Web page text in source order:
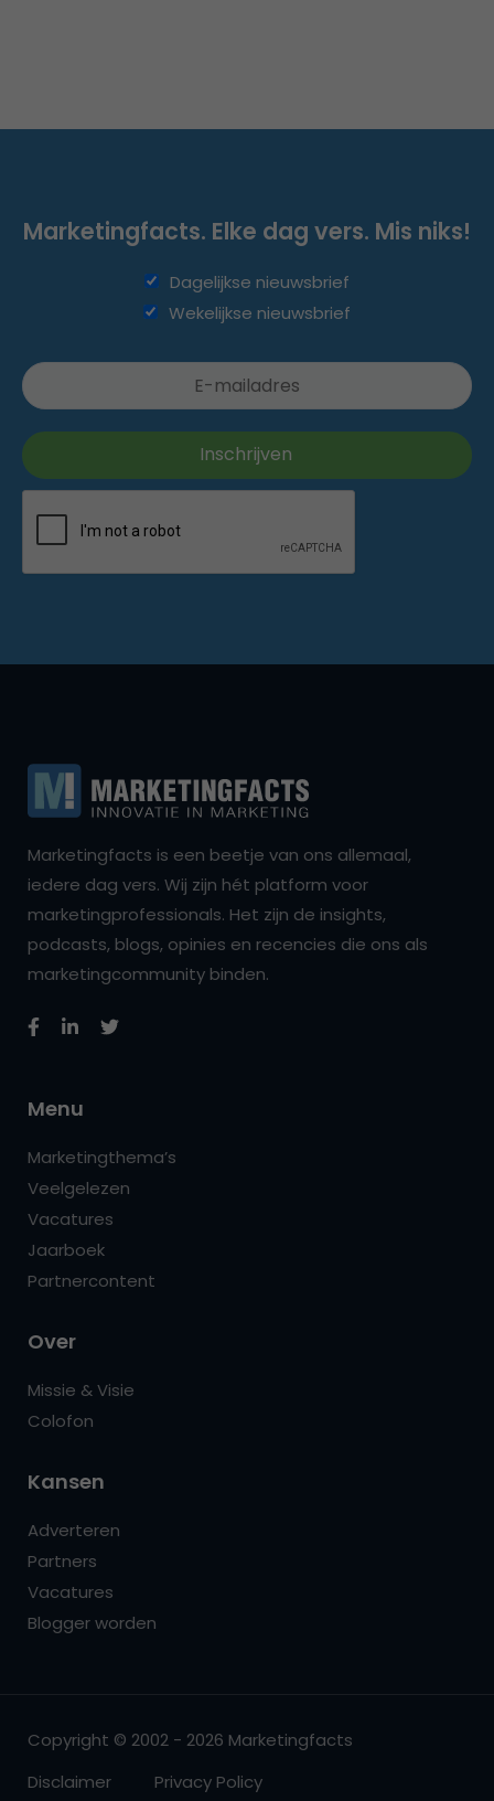
Marketingfacts. Elke dag vers. Mis niks!
Dagelijkse nieuwsbrief
Wekelijkse nieuwsbrief
Marketingfacts is een beetje van ons allemaal,
iedere dag vers. Wij zijn hét platform voor
marketingprofessionals. Het zijn de insights,
podcasts, blogs, opinies en recencies die ons als
marketingcommunity binden.
Menu
Marketingthema’s
Veelgelezen
Vacatures
Jaarboek
Partnercontent
Over
Missie & Visie
Colofon
Kansen
Adverteren
Partners
Vacatures
Blogger worden
Copyright © 2002 - 2026 Marketingfacts
Disclaimer
Privacy Policy